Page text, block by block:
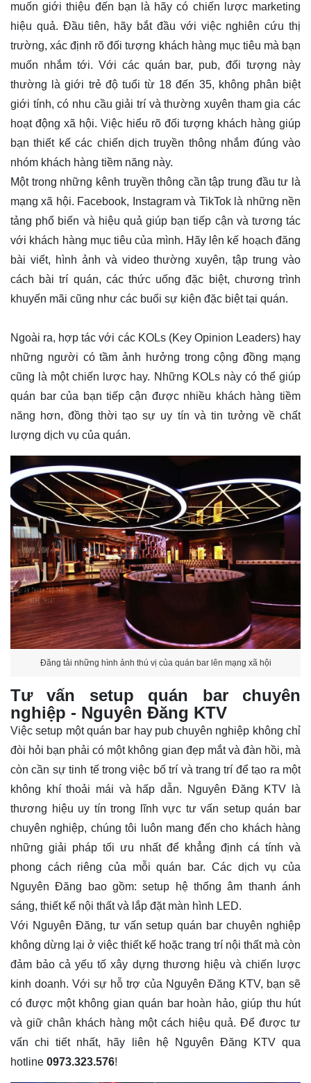
muốn giới thiệu đến bạn là hãy có chiến lược marketing
hiệu quả. Đầu tiên, hãy bắt đầu với việc nghiên cứu thị
trường, xác định rõ đối tượng khách hàng mục tiêu mà bạn
muốn nhắm tới. Với các quán bar, pub, đối tượng này
thường là giới trẻ độ tuổi từ 18 đến 35, không phân biệt
giới tính, có nhu cầu giải trí và thường xuyên tham gia các
hoạt động xã hội. Việc hiểu rõ đối tượng khách hàng giúp
bạn thiết kế các chiến dịch truyền thông nhắm đúng vào
nhóm khách hàng tiềm năng này.
Một trong những kênh truyền thông cần tập trung đầu tư là
mạng xã hội. Facebook, Instagram và TikTok là những nền
tảng phổ biến và hiệu quả giúp bạn tiếp cận và tương tác
với khách hàng mục tiêu của mình. Hãy lên kế hoạch đăng
bài viết, hình ảnh và video thường xuyên, tập trung vào
cách bài trí quán, các thức uống đặc biệt, chương trình
khuyến mãi cũng như các buổi sự kiện đặc biệt tại quán.
Ngoài ra, hợp tác với các KOLs (Key Opinion Leaders) hay
những người có tầm ảnh hưởng trong cộng đồng mạng
cũng là một chiến lược hay. Những KOLs này có thể giúp
quán bar của bạn tiếp cận được nhiều khách hàng tiềm
năng hơn, đồng thời tạo sự uy tín và tin tưởng về chất
lượng dịch vụ của quán.
Đăng tải những hình ảnh thú vị của quán bar lên mạng xã hội
Tư vấn setup quán bar chuyên
nghiệp - Nguyên Đăng KTV
Việc setup một quán bar hay pub chuyên nghiệp không chỉ
đòi hỏi bạn phải có một không gian đẹp mắt và đàn hồi, mà
còn cần sự tinh tế trong việc bố trí và trang trí để tạo ra một
không khí thoải mái và hấp dẫn. Nguyên Đăng KTV là
thương hiệu uy tín trong lĩnh vực tư vấn setup quán bar
chuyên nghiệp, chúng tôi luôn mang đến cho khách hàng
những giải pháp tối ưu nhất để khẳng định cá tính và
phong cách riêng của mỗi quán bar. Các dịch vụ của
Nguyên Đăng bao gồm: setup hệ thống âm thanh ánh
sáng, thiết kế nội thất và lắp đặt màn hình LED.
Với Nguyên Đăng, tư vấn setup quán bar chuyên nghiệp
không dừng lại ở việc thiết kế hoặc trang trí nội thất mà còn
đảm bảo cả yếu tố xây dựng thương hiệu và chiến lược
kinh doanh. Với sự hỗ trợ của Nguyên Đăng KTV, bạn sẽ
có được một không gian quán bar hoàn hảo, giúp thu hút
và giữ chân khách hàng một cách hiệu quả. Để được tư
vấn chi tiết nhất, hãy liên hệ Nguyên Đăng KTV qua
hotline 0973.323.576!